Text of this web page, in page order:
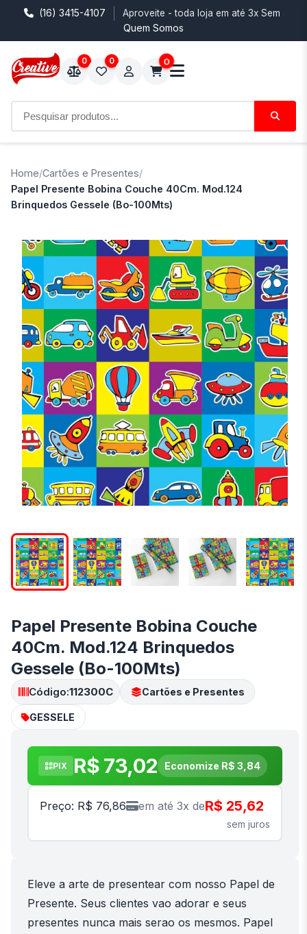
(16) 3415-4107 Aproveite - toda loja em até 3x Sem
Quem Somos
0 0 0
Home/Cartões e Presentes/
Papel Presente Bobina Couche 40Cm. Mod.124
Brinquedos Gessele (Bo-100Mts)
Papel Presente Bobina Couche
40Cm. Mod.124 Brinquedos
Gessele (Bo-100Mts)
Código:112300C Cartões e Presentes
GESSELE
PIX R$ 73,02 Economize R$ 3,84
Preço: R$ 76,86 em até 3x deR$ 25,62
sem juros
Eleve a arte de presentear com nosso Papel de
Presente. Seus clientes vao adorar e seus
presentes nunca mais serao os mesmos. Papel